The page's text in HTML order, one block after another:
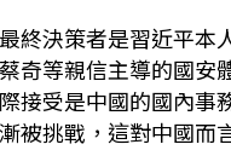
終決策者是習近平本
奇等親信主導的國安
接受是中國的國內事
被挑戰，這對中國而